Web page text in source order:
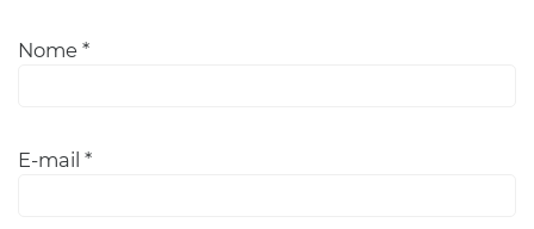
Nome *
E-mail *